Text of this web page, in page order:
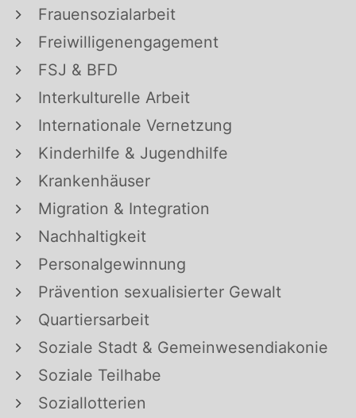
Frauensozialarbeit
Freiwilligenengagement
FSJ & BFD
Interkulturelle Arbeit
Internationale Vernetzung
Kinderhilfe & Jugendhilfe
Krankenhäuser
Migration & Integration
Nachhaltigkeit
Personalgewinnung
Prävention sexualisierter Gewalt
Quartiersarbeit
Soziale Stadt & Gemeinwesendiakonie
Soziale Teilhabe
Soziallotterien